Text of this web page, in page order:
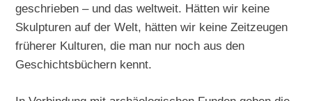
geschrieben – und das weltweit. Hätten wir keine
Skulpturen auf der Welt, hätten wir keine Zeitzeugen
früherer Kulturen, die man nur noch aus den
Geschichtsbüchern kennt.